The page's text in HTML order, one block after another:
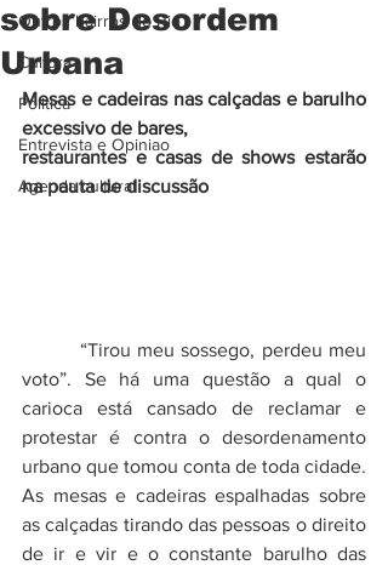
Outros bairros do Rio
Cultura
Politica
Entrevista e Opiniao
Agenda cultural
sobre Desordem
Urbana
Mesas e cadeiras nas calçadas e barulho
excessivo de bares,
restaurantes e casas de shows estarão
na pauta de discussão
voto”. Se há uma questão a qual o
carioca está cansado de reclamar e
protestar é contra o desordenamento
urbano que tomou conta de toda cidade.
As mesas e cadeiras espalhadas sobre
as calçadas tirando das pessoas o direito
de ir e vir e o constante barulho das